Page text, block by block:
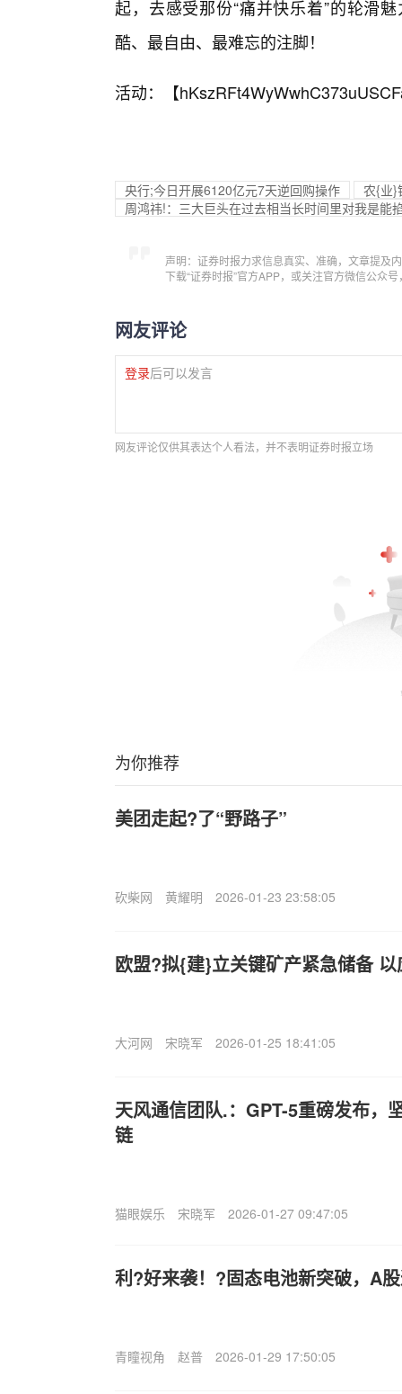
起，去感受那份“痛并快乐着”的轮滑
酷、最自由、最难忘的注脚！
活动：【
央行;今日开展6120亿元7天逆回购操作
农{业}
周鸿祎!：三大巨头在过去相当长时间里对我是能
声明：证券时报力求信息真实、准确，文章提及
下载“证券时报”官方APP，或关注官方微信公众
网友评论
登录后可以发言
网友评论仅供其表达个人看法，并不表明证券时报立场
为你推荐
美团走起?了“野路子”
砍柴网 黄耀明 2026-01-23 23:58:05
欧盟?拟{建}立关键矿产紧急储备
大河网 宋晓军 2026-01-25 18:41:05
天风通信团队.：GPT-5重磅发布，
链
猫眼娱乐 宋晓军 2026-01-27 09:47:05
利?好来袭！?固态电池新突破，A
青瞳视角 赵普 2026-01-29 17:50:05